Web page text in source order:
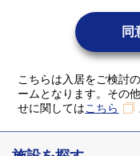
同
こちらは入居をご検討
ームとなります。その
せに関してはこちら